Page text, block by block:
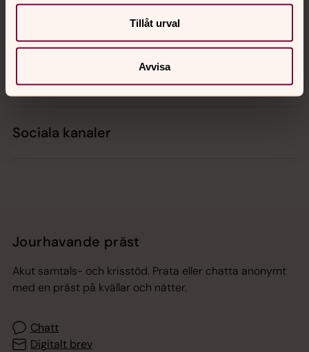
Tillåt urval
Avvisa
Hitta snabbt
Sociala kanaler
Jourhavande präst
Akut samtals- och krisstöd. Prata eller chatta anonymt
med en präst på kvällar och nätter.
Chatt
Digitalt brev